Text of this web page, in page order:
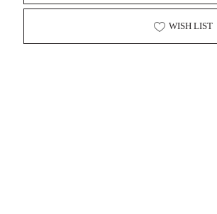
WISH LIST